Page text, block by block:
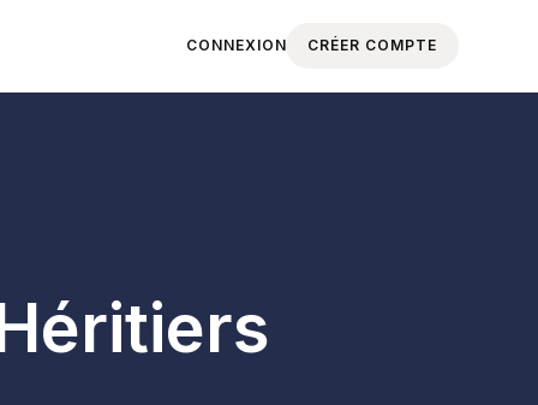
CONNEXION CRÉER COMPTE